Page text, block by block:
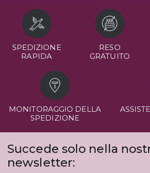
SPEDIZIONE
RAPIDA
RESO
GRATUITO
MONITORAGGIO DELLA
SPEDIZIONE
Succede solo nella
newsletter: